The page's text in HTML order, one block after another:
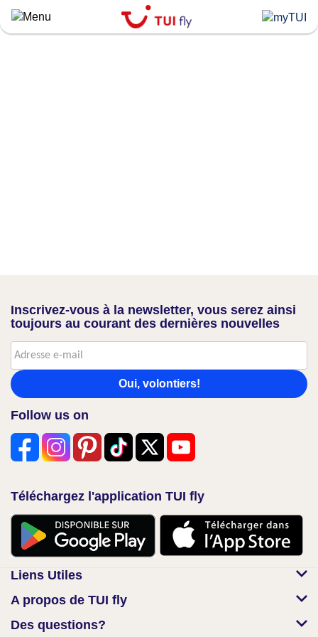
Skip
to
Inscrivez-vous à la newsletter, vous serez ainsi
toujours au courant des dernières nouvelles
Oui, volontiers!
Follow us on
Téléchargez l'application TUI fly
Liens Utiles
A propos de TUI fly
Des questions?